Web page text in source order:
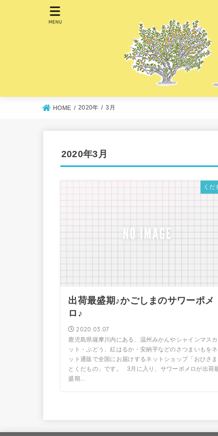
MENU
HOME 2020年 3月
2020年3月
くだ
出荷最盛期♪かごしまのサワーポメ
ロ♪
2020.03.07
鹿児島県薩摩川内にある、温州みかんやシャインマスカ
ット・ぶどう、紅はるか・安納芋などのさつまいもをネ
ット通販で全国にお届けするネットショップ「おひさま
とくだもの」です。 3月に入り、サワーポメロが出荷
盛期...